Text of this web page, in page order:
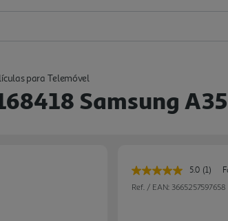
para Telemóvel
Samsung
5.0 Leu
uma
(1)
Ref. / EAN: 3665257597658